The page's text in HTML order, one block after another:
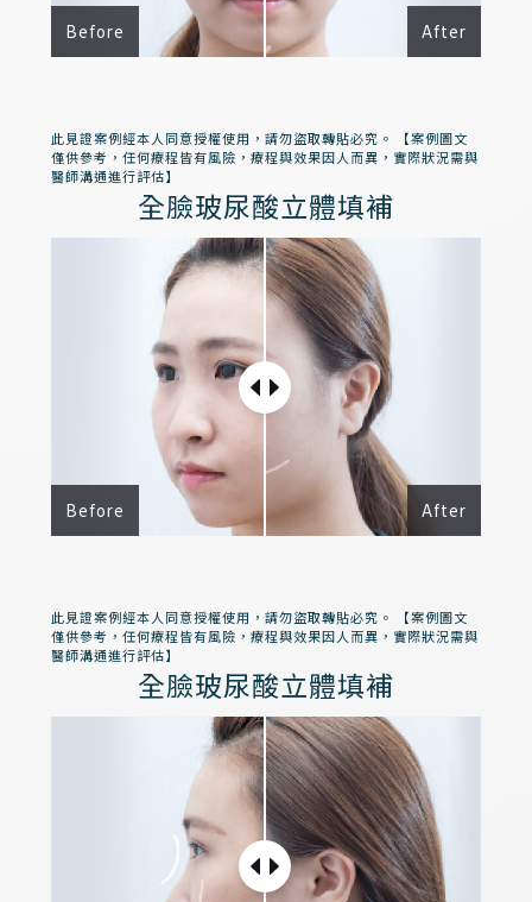
After
Before
此見證案例經本人同意授權使用，請勿盜取轉貼必究。 【案例圖文
僅供參考，任何療程皆有風險，療程與效果因人而異，實際狀況需與
醫師溝通進行評估】
全臉玻尿酸立體填補
After
Before
此見證案例經本人同意授權使用，請勿盜取轉貼必究。 【案例圖文
僅供參考，任何療程皆有風險，療程與效果因人而異，實際狀況需與
醫師溝通進行評估】
全臉玻尿酸立體填補